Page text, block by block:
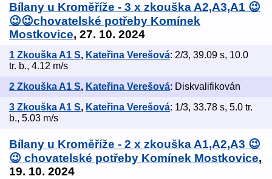
Bílany u Kroměříže - 3 x zkouška A2,A3,A1 😉
😉😉chovatelské potřeby Komínek
Mostkovice, 27. 10. 2024
1 Zkouška A1 S, Kateřina Verešová: 2/3, 39.09 s, 10.0
tr. b., 4.12 m/s
2 Zkouška A1 S, Kateřina Verešová: Diskvalifikován
3 Zkouška A1 S, Kateřina Verešová: 1/3, 33.78 s, 5.0 tr.
b., 5.03 m/s
Bílany u Kroměříže - 2 x zkouška A1,A2,A3 😉
😉 chovatelské potřeby Komínek Mostkovice,
19. 10. 2024